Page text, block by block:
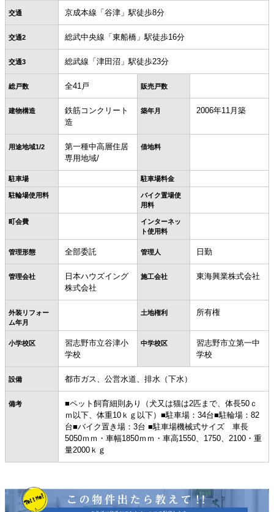
交通 京成本線「谷津」駅徒歩8分
交通2 総武中央線「東船橋」駅徒歩16分
交通3 総武線「津田沼」駅徒歩23分
総戸数 全41戸 販売戸数
建物構造
鉄筋コンクリート
造
築年月 2006年11月築
用途地域1/2
第一種中高層住居
専用地域/
借地料
駐車場 駐車場料金
駐輪場使用料
バイク置場使
用料
町会費
インターネッ
ト使用料
管理形態 全部委託 管理人 日勤
管理会社
日本ハウズイング
株式会社
施工会社 東海興業株式会社
外装リフォー
ム年月
土地権利 所有権
小学校区
習志野市立谷津小
学校
中学校区
習志野市立第一中
学校
設備 都市ガス、公営水道、排水（下水）
備考
■ペット飼育細則あり（犬又は猫は2匹まで、体長50ｃ
ｍ以下、体重10ｋｇ以下）■駐車場：34台■駐輪場：82
台■バイク置き場：3台 ■駐車場機械式サイズ 車長
5050ｍｍ・車幅1850ｍｍ・車高1550、1750、2100・重
量2000ｋｇ